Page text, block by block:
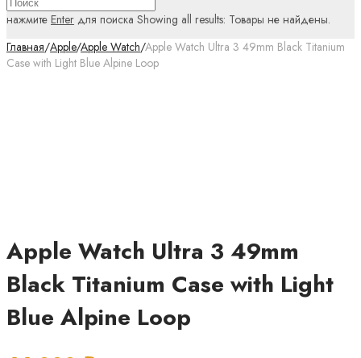
нажмите Enter для поиска Showing all results: Товары не найдены.
Главная/Apple/Apple Watch/Apple Watch Ultra 3 49mm Black Titanium
Case with Light Blue Alpine Loop
Apple Watch Ultra 3 49mm
Black Titanium Case with Light
Blue Alpine Loop